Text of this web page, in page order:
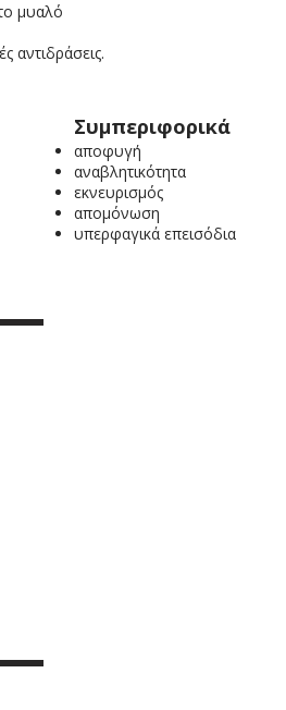
μυαλό
αντιδράσεις.
Συμπεριφορικά
αποφυγή
αναβλητικότητα
εκνευρισμός
απομόνωση
υπερφαγικά επεισόδια